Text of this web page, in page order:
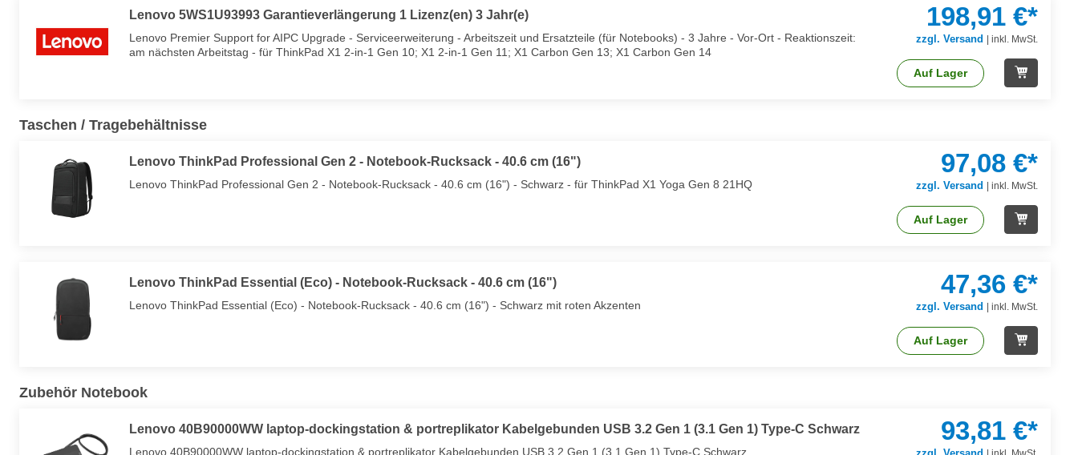
Lenovo 5WS1U93993 Garantieverlängerung 1 Lizenz(en) 3 Jahr(e)
Lenovo Premier Support for AIPC Upgrade - Serviceerweiterung - Arbeitszeit und Ersatzteile (für Notebooks) - 3 Jahre - Vor-Ort - Reaktionszeit:
am nächsten Arbeitstag - für ThinkPad X1 2-in-1 Gen 10; X1 2-in-1 Gen 11; X1 Carbon Gen 13; X1 Carbon Gen 14
198,91 €*
zzgl. Versand |inkl. MwSt.
Auf Lager
Taschen / Tragebehältnisse
Lenovo ThinkPad Professional Gen 2 - Notebook-Rucksack - 40.6 cm (16")
Lenovo ThinkPad Professional Gen 2 - Notebook-Rucksack - 40.6 cm (16") - Schwarz - für ThinkPad X1 Yoga Gen 8 21HQ
97,08 €*
zzgl. Versand |inkl. MwSt.
Auf Lager
Lenovo ThinkPad Essential (Eco) - Notebook-Rucksack - 40.6 cm (16")
Lenovo ThinkPad Essential (Eco) - Notebook-Rucksack - 40.6 cm (16") - Schwarz mit roten Akzenten
47,36 €*
zzgl. Versand |inkl. MwSt.
Auf Lager
Zubehör Notebook
Lenovo 40B90000WW laptop-dockingstation & portreplikator Kabelgebunden USB 3.2 Gen 1 (3.1 Gen 1) Type-C Schwarz
Lenovo 40B90000WW laptop-dockingstation & portreplikator Kabelgebunden USB 3.2 Gen 1 (3.1 Gen 1) Type-C Schwarz
93,81 €*